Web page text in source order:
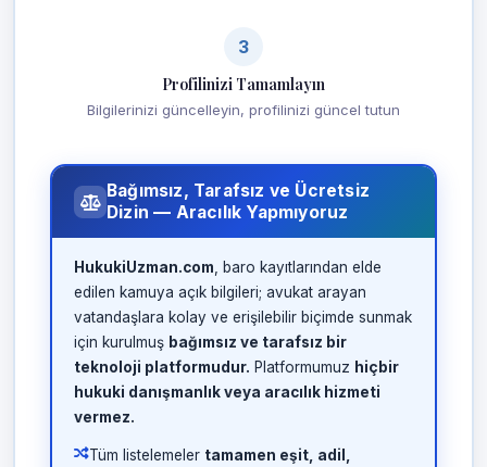
3
Profilinizi Tamamlayın
Bilgilerinizi güncelleyin, profilinizi güncel tutun
Bağımsız, Tarafsız ve Ücretsiz
Dizin — Aracılık Yapmıyoruz
HukukiUzman.com , baro kayıtlarından elde
edilen kamuya açık bilgileri; avukat arayan
vatandaşlara kolay ve erişilebilir biçimde sunmak
için kurulmuş bağımsız ve tarafsız bir
teknoloji platformudur. Platformumuz hiçbir
hukuki danışmanlık veya aracılık hizmeti
vermez.
Tüm listelemeler tamamen eşit, adil,